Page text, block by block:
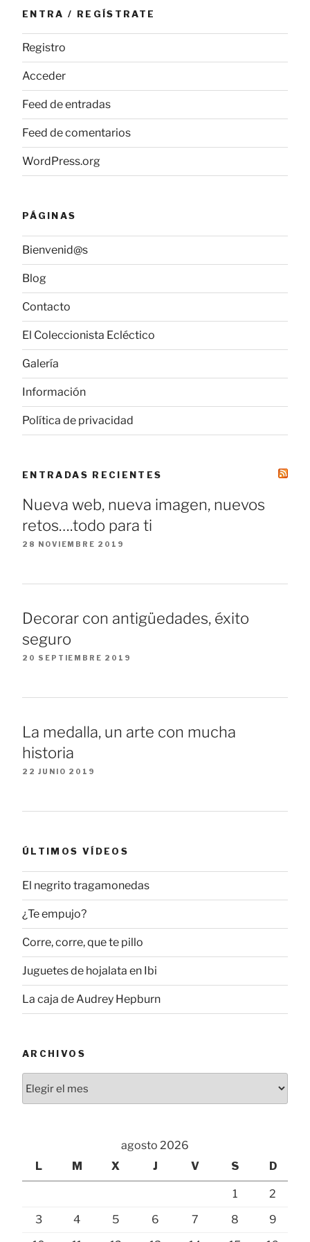
ENTRA / REGÍSTRATE
Registro
Acceder
Feed de entradas
Feed de comentarios
WordPress.org
PÁGINAS
Bienvenid@s
Blog
Contacto
El Coleccionista Ecléctico
Galería
Información
Política de privacidad
ENTRADAS RECIENTES
Nueva web, nueva imagen, nuevos
retos….todo para ti
28 NOVIEMBRE 2019
Decorar con antigüedades, éxito
seguro
20 SEPTIEMBRE 2019
La medalla, un arte con mucha
historia
22 JUNIO 2019
ÚLTIMOS VÍDEOS
El negrito tragamonedas
¿Te empujo?
Corre, corre, que te pillo
Juguetes de hojalata en Ibi
La caja de Audrey Hepburn
ARCHIVOS
agosto 2026
L
M X J V S D
1
2
3
4 5 6 7 8
9